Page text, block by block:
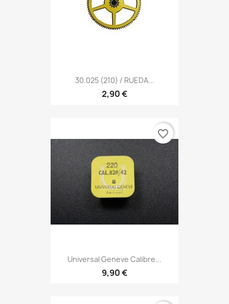
30.025 (210) / RUEDA...
2,90 €
Universal Geneve Calibre...
9,90 €
favorite_border